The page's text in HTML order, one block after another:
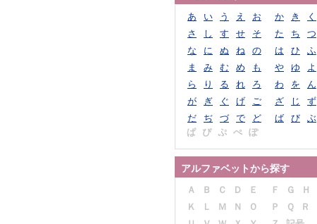
あ い う え お か き く
さ
し す せ そ た ち つ
な
に ぬ ね の は ひ ふ
ま
み む め も や ゆ
よ
ら
り る れ ろ わ を
ん
が
ぎ ぐ げ ご ざ じ ず
だ
ぢ づ で ど ば び ぶ
ぱ
ぴ ぷ ぺ ぽ
アルファベットから探す
Ａ Ｂ Ｃ Ｄ Ｅ Ｆ Ｇ Ｈ
Ｋ
Ｌ Ｍ Ｎ Ｏ Ｐ Ｑ Ｒ